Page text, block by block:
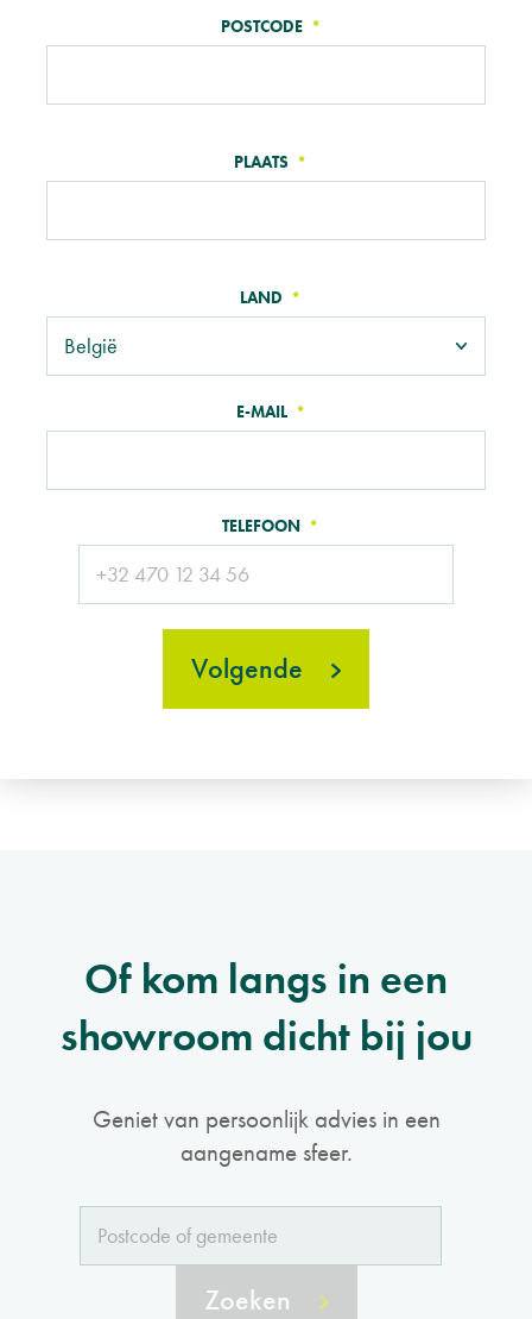
POSTCODE
PLAATS
LAND
E-MAIL
TELEFOON
Volgende
Of kom langs in een
showroom dicht bij jou
Geniet van persoonlijk advies in een
aangename sfeer.
Zoeken